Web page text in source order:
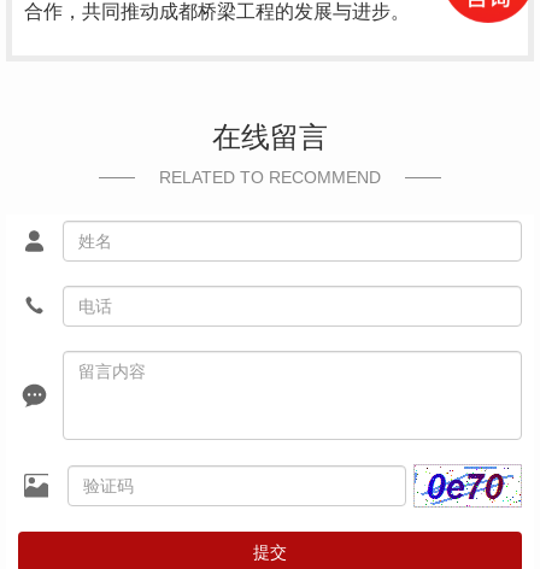
合作，共同推动成都桥梁工程的发展与进步。
在线留言
RELATED TO RECOMMEND
提交